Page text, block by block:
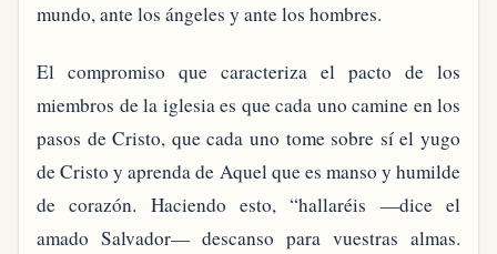
mundo, ante los ángeles y ante los hombres.
El compromiso que caracteriza el pacto de los
miembros de la iglesia es que cada uno camine en los
pasos de Cristo, que cada uno tome sobre sí el yugo
de Cristo y aprenda de Aquel que es manso y humilde
de corazón. Haciendo esto, “hallaréis —dice el
amado Salvador— descanso para vuestras almas.